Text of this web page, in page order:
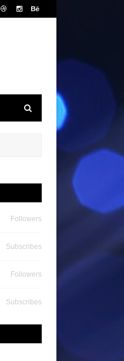
Followers
Subscribes
Followers
Subscribes